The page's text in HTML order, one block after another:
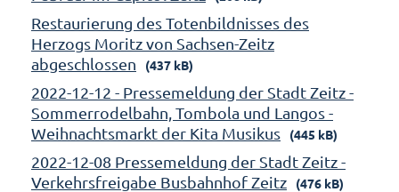
Restaurierung des Totenbildnisses des
Herzogs Moritz von Sachsen-Zeitz
abgeschlossen
(437 kB)
2022-12-12 - Pressemeldung der Stadt Zeitz -
Sommerrodelbahn, Tombola und Langos -
Weihnachtsmarkt der Kita Musikus
(445 kB)
2022-12-08 Pressemeldung der Stadt Zeitz -
Verkehrsfreigabe Busbahnhof Zeitz
(476 kB)